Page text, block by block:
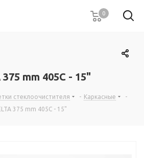
0
375 mm 405C - 15"
стеклоочистителя - Каркасные
-
375 mm 405C - 15"